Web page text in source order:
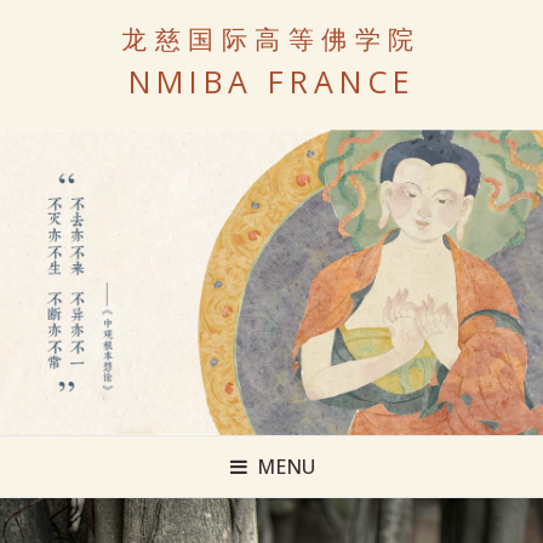
龙慈国际高等佛学院
NMIBA FRANCE
MENU